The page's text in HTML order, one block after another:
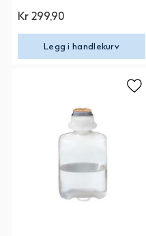
Kr 299,90
Legg i handlekurv